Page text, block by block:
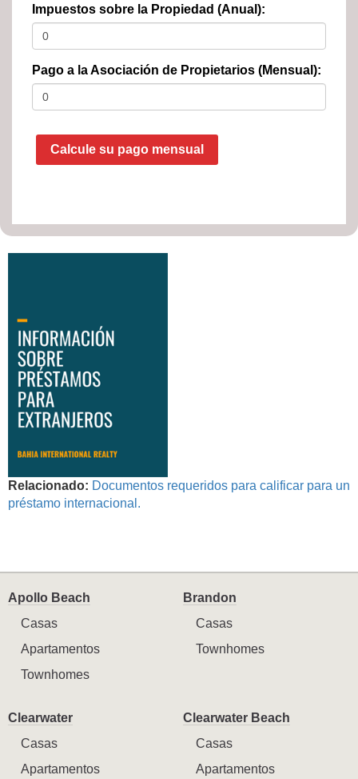
Impuestos sobre la Propiedad (Anual):
Pago a la Asociación de Propietarios (Mensual):
Calcule su pago mensual
Relacionado: Documentos requeridos para calificar para un
préstamo internacional.
Apollo Beach
Casas
Apartamentos
Townhomes
Brandon
Casas
Townhomes
Clearwater
Casas
Apartamentos
Clearwater Beach
Casas
Apartamentos